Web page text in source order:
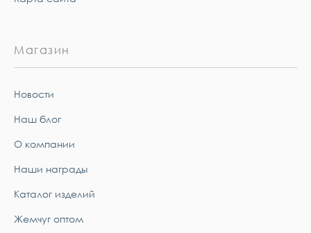
Магазин
Новости
Наш блог
О компании
Наши награды
Каталог изделий
Жемчуг оптом